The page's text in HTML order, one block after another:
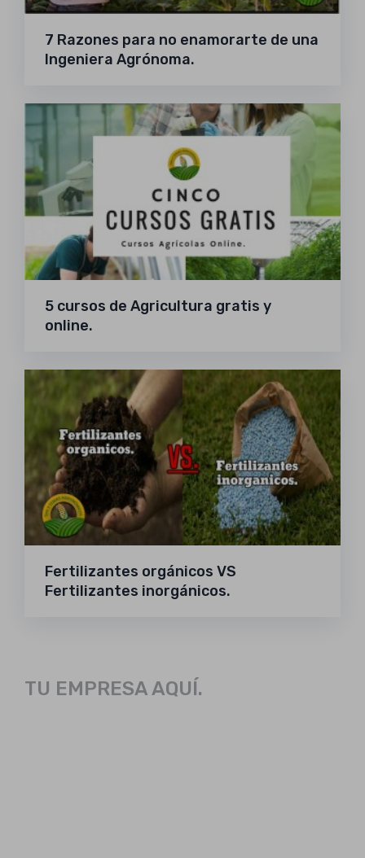
7 Razones para no enamorarte de una
Ingeniera Agrónoma.
5 cursos de Agricultura gratis y
online.
Fertilizantes orgánicos VS
Fertilizantes inorgánicos.
TU EMPRESA AQUÍ.